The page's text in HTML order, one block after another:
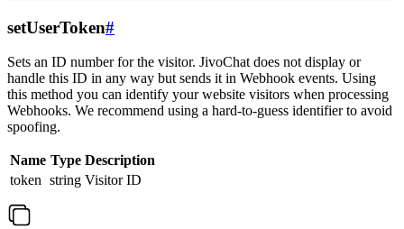
setUserToken#
Sets an ID number for the visitor. JivoChat does not display or
handle this ID in any way but sends it in Webhook events. Using
this method you can identify your website visitors when processing
Webhooks. We recommend using a hard-to-guess identifier to avoid
spoofing.
Name Type Description
token string Visitor ID